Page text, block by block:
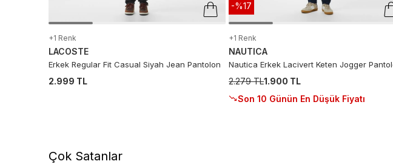
+1 Renk
LACOSTE
Erkek Regular Fit Casual Siyah Jean Pantolon
2.999 TL
-%17
+1 Renk
NAUTICA
Nautica Erkek Lacivert Keten Jogger
2.279 TL1.900 TL
Son 10 Günün En Düşük Fiyatı
Çok Satanlar